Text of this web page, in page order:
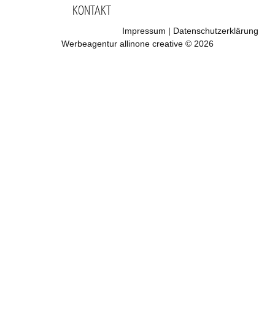
KONTAKT
Impressum | Datenschutzerklärung
Werbeagentur allinone creative © 2026